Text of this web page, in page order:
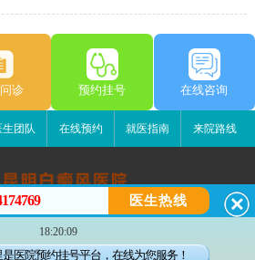
诊 预约挂号 在线咨询
生团队 在线预约 就医指南 来院路线
昆明白癜风医院
昆明市五华区护国路2号
所有：昆明白癜风医院
医生热线
18:20:09
医院预约挂号平台，在线为您服务！